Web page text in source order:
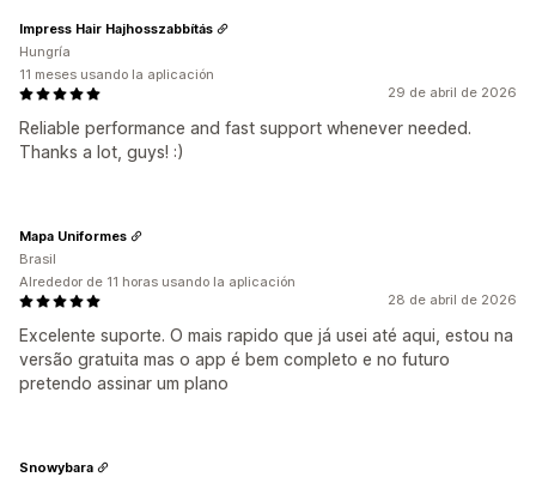
29 de abril de 2026
Reliable performance and fast support whenever needed.
Thanks a lot, guys! :)
Impress Hair Hajhosszabbítás
Hungría
11 meses usando la aplicación
28 de abril de 2026
Excelente suporte. O mais rapido que já usei até aqui, estou na
versão gratuita mas o app é bem completo e no futuro
pretendo assinar um plano
Mapa Uniformes
Brasil
Alrededor de 11 horas usando la aplicación
Snowybara